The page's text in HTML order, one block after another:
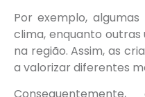
Por exemplo,
clima, enquanto outras
na região. Assim, as
a valorizar diferentes